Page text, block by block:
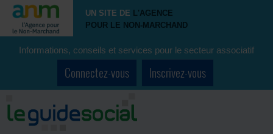
UN SITE DE L'AGENCE
POUR LE NON-MARCHAND
Informations, conseils et services pour le secteur associatif
Connectez-vous Inscrivez-vous